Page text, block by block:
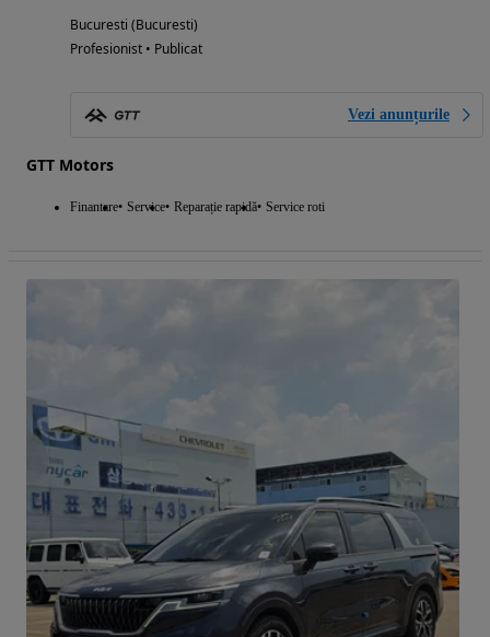
Bucuresti (Bucuresti)
Profesionist • Publicat
Vezi anunțurile
GTT Motors
Finantare Service Reparație rapidă Service roti